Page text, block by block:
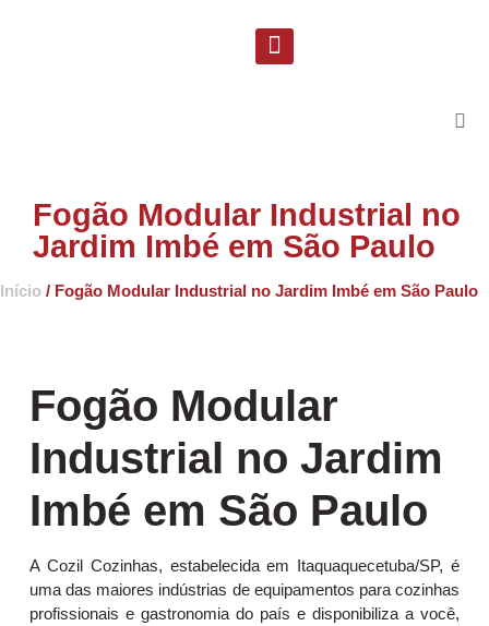
Fogão Modular Industrial no
Jardim Imbé em São Paulo
Início / Fogão Modular Industrial no Jardim Imbé em São Paulo
Fogão Modular
Industrial no Jardim
Imbé em São Paulo
A Cozil Cozinhas, estabelecida em Itaquaquecetuba/SP, é
uma das maiores indústrias de equipamentos para cozinhas
profissionais e gastronomia do país e disponibiliza a você,